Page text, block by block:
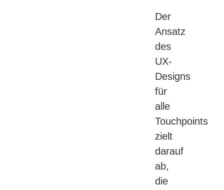
Der
Ansatz
des
UX-
Designs
für
alle
Touchpoints
zielt
darauf
ab,
die